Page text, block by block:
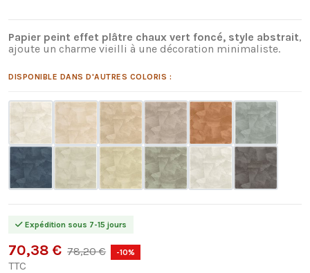
Papier peint effet plâtre chaux vert foncé, style abstrait,
ajoute un charme vieilli à une décoration minimaliste.
DISPONIBLE DANS D'AUTRES COLORIS :
Expédition sous 7-15 jours
70,38 € 78,20 € -10%
TTC